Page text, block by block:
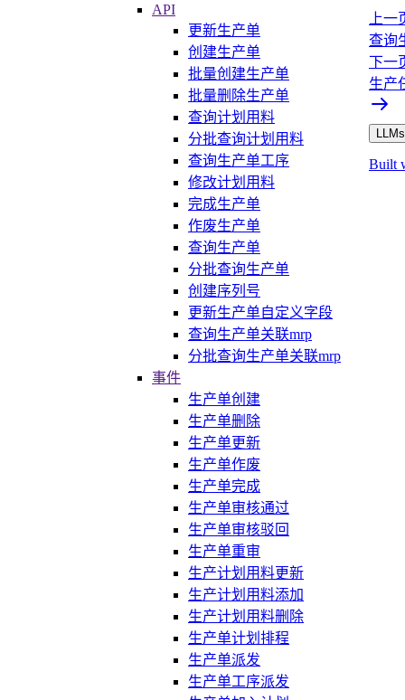
API
更新生产单
创建生产单
批量创建生产单
批量删除生产单
查询计划用料
分批查询计划用料
查询生产单工序
修改计划用料
完成生产单
作废生产单
查询生产单
分批查询生产单
创建序列号
更新生产单自定义字段
查询生产单关联mrp
分批查询生产单关联mrp
事件
生产单创建
生产单删除
生产单更新
生产单作废
生产单完成
生产单审核通过
生产单审核驳回
生产单重审
生产计划用料更新
生产计划用料添加
生产计划用料删除
生产单计划排程
生产单派发
生产单工序派发
上一
查询
下一
生产
Built